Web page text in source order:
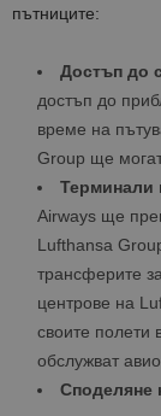
пътниците:
Достъп до
достъп до
време на
Group ще
Терминали
Airways ще
Lufthansa
трансферите
центрове на
своите полети
обслужват
Споделяне